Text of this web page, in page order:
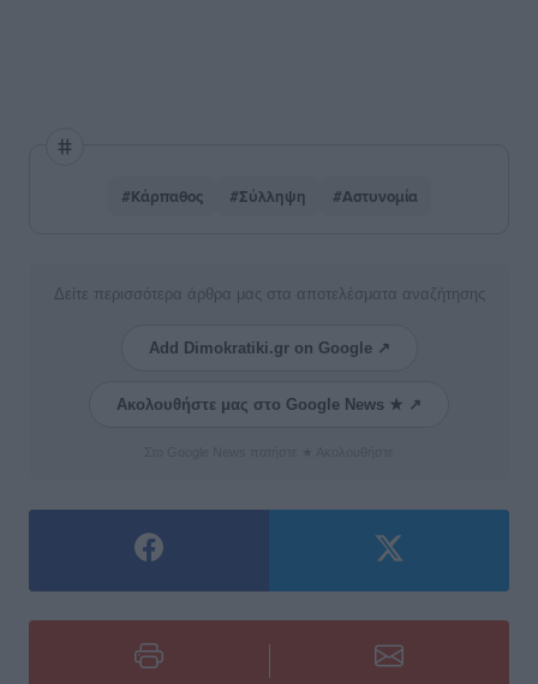
#Κάρπαθος #Σύλληψη #Αστυνομία
Δείτε περισσότερα άρθρα μας στα αποτελέσματα αναζήτησης
Add Dimokratiki.gr on Google ↗
Ακολουθήστε μας στο Google News ★ ↗